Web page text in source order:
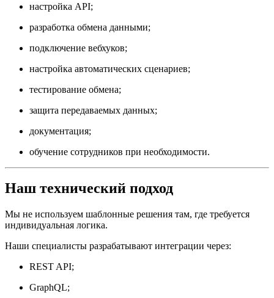
настройка API;
разработка обмена данными;
подключение вебхуков;
настройка автоматических сценариев;
тестирование обмена;
защита передаваемых данных;
документация;
обучение сотрудников при необходимости.
Наш технический подход
Мы не используем шаблонные решения там, где требуется
индивидуальная логика.
Наши специалисты разрабатывают интеграции через:
REST API;
GraphQL;